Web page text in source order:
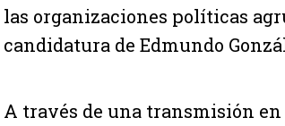
las organizaciones políticas
candidatura de Edmundo
A través de una transmisión